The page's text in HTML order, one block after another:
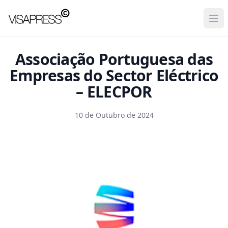
Visapress
Associação Portuguesa das
Empresas do Sector Eléctrico
– ELECPOR
10 de Outubro de 2024